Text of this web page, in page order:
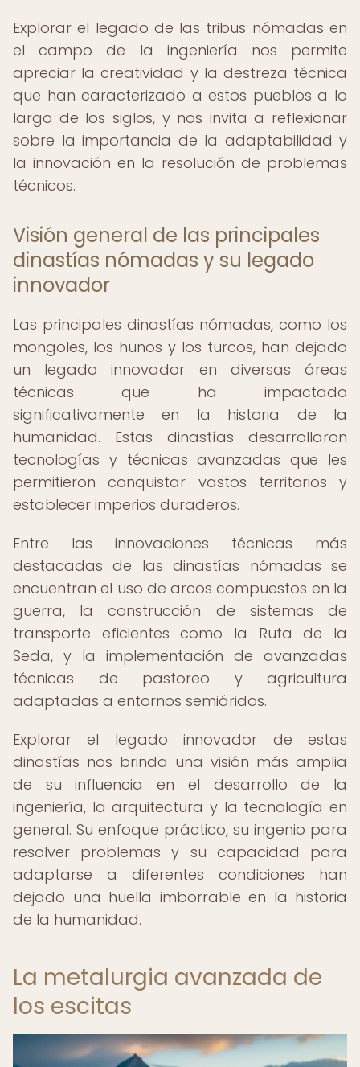
Explorar el legado de las tribus nómadas en
el campo de la ingeniería nos permite
apreciar la creatividad y la destreza técnica
que han caracterizado a estos pueblos a lo
largo de los siglos, y nos invita a reflexionar
sobre la importancia de la adaptabilidad y
la innovación en la resolución de problemas
técnicos.
Visión general de las principales
dinastías nómadas y su legado
innovador
Las principales dinastías nómadas, como los
mongoles, los hunos y los turcos, han dejado
un legado innovador en diversas áreas
técnicas que ha impactado
significativamente en la historia de la
humanidad. Estas dinastías desarrollaron
tecnologías y técnicas avanzadas que les
permitieron conquistar vastos territorios y
establecer imperios duraderos.
Entre las innovaciones técnicas más
destacadas de las dinastías nómadas se
encuentran el uso de arcos compuestos en la
guerra, la construcción de sistemas de
transporte eficientes como la Ruta de la
Seda, y la implementación de avanzadas
técnicas de pastoreo y agricultura
adaptadas a entornos semiáridos.
Explorar el legado innovador de estas
dinastías nos brinda una visión más amplia
de su influencia en el desarrollo de la
ingeniería, la arquitectura y la tecnología en
general. Su enfoque práctico, su ingenio para
resolver problemas y su capacidad para
adaptarse a diferentes condiciones han
dejado una huella imborrable en la historia
de la humanidad.
La metalurgia avanzada de
los escitas